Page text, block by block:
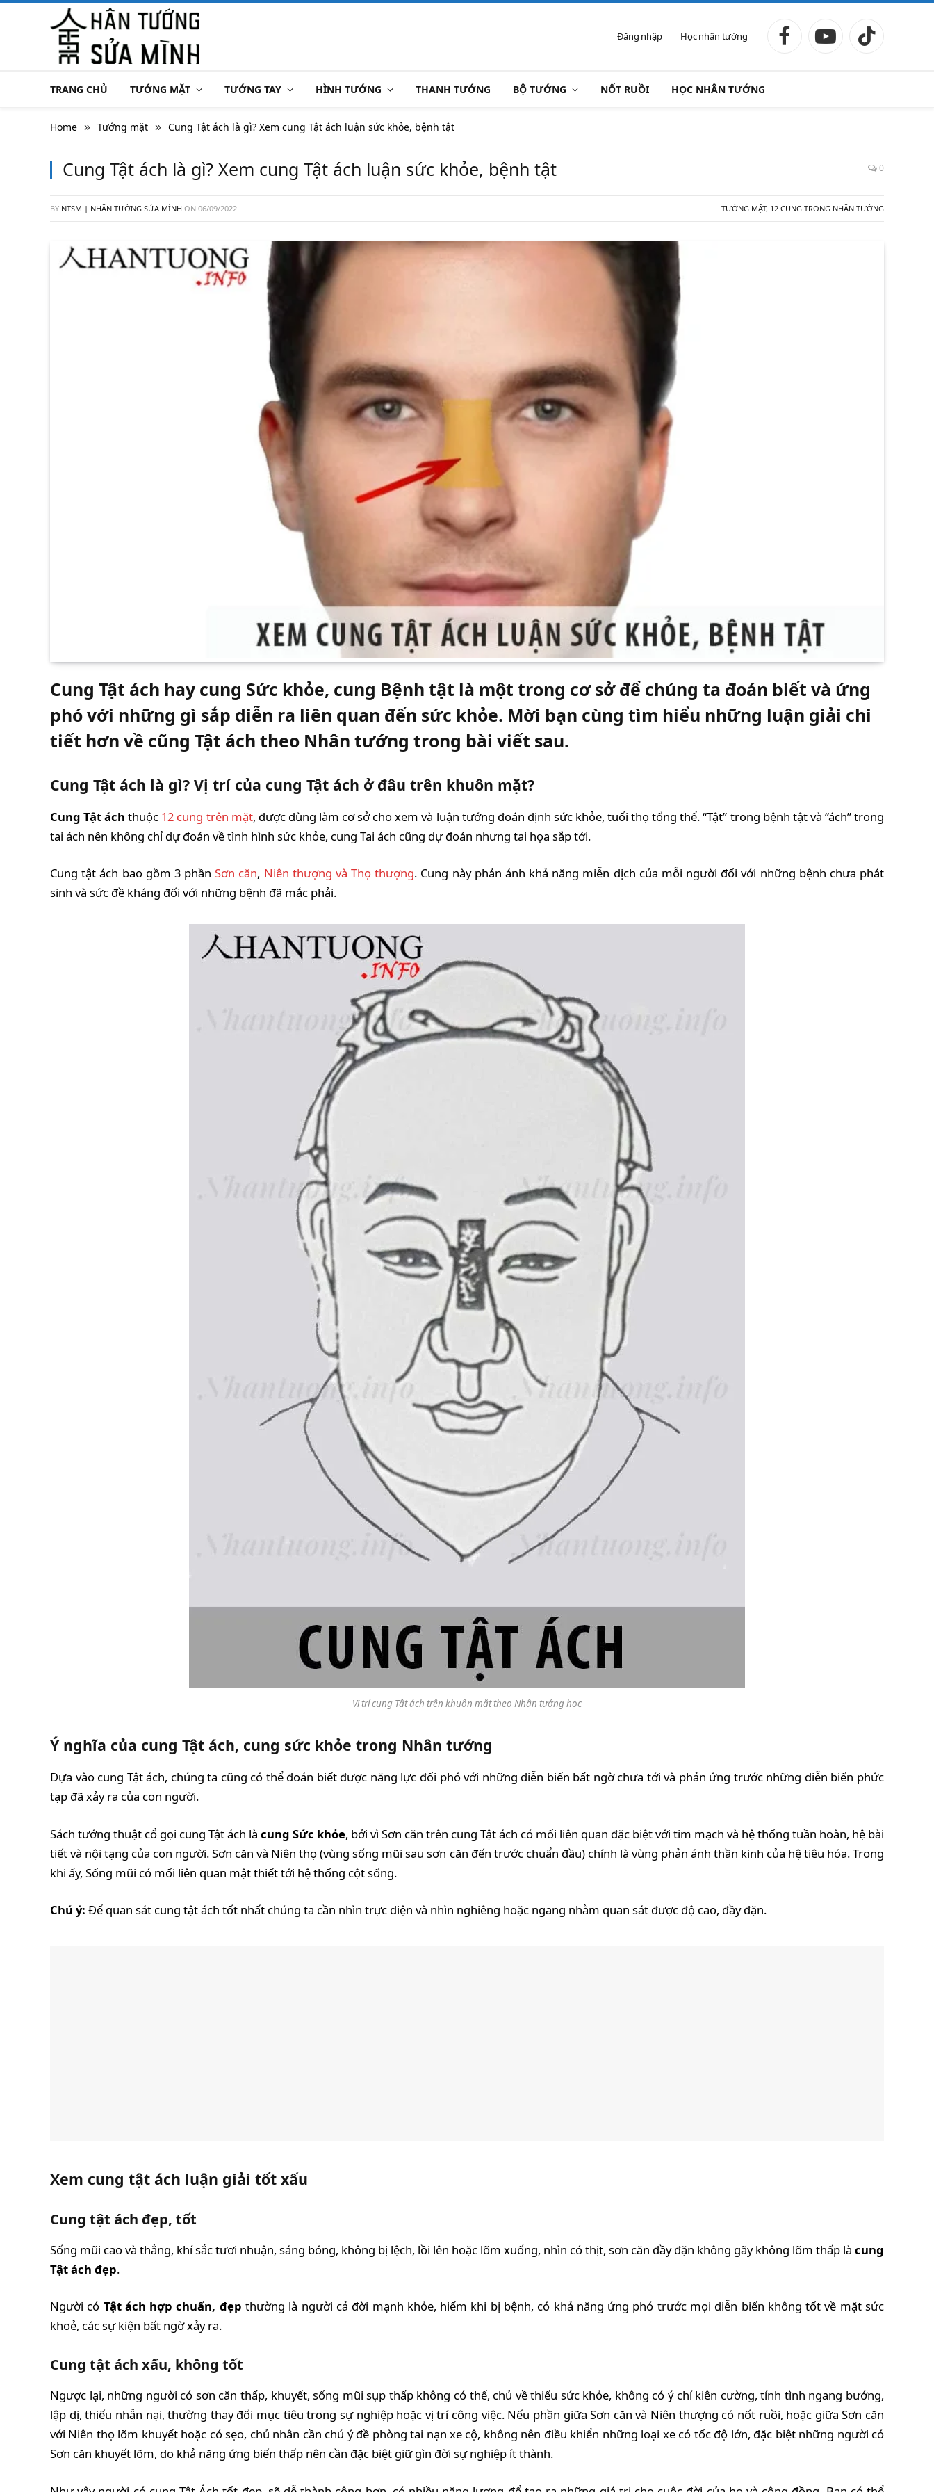
Đăng nhập Học nhân tướng FacebookYouTubeTikTok
TRANG CHỦ TƯỚNG MẶT TƯỚNG TAY HÌNH TƯỚNG THANH TƯỚNG BỘ TƯỚNG NỐT RUỒI HỌC NHÂN TƯỚNG
Home » Tướng mặt » Cung Tật ách là gì? Xem cung Tật ách luận sức khỏe, bệnh tật
Cung Tật ách là gì? Xem cung Tật ách luận sức khỏe, bệnh tật 0
BY NTSM | NHÂN TƯỚNG SỬA MÌNH ON 06/09/2022 TƯỚNG MẶT, 12 CUNG TRONG NHÂN TƯỚNG
Cung Tật ách hay cung Sức khỏe, cung Bệnh tật là một trong cơ sở để chúng ta đoán biết và ứng
phó với những gì sắp diễn ra liên quan đến sức khỏe. Mời bạn cùng tìm hiểu những luận giải chi
tiết hơn về cũng Tật ách theo Nhân tướng trong bài viết sau.
Cung Tật ách là gì? Vị trí của cung Tật ách ở đâu trên khuôn mặt?
Cung Tật ách thuộc 12 cung trên mặt, được dùng làm cơ sở cho xem và luận tướng đoán định sức khỏe, tuổi thọ tổng thể. “Tật” trong bệnh tật và “ách” trong
tai ách nên không chỉ dự đoán về tình hình sức khỏe, cung Tai ách cũng dự đoán nhưng tai họa sắp tới.
Cung tật ách bao gồm 3 phầnSơn căn, Niên thượng và Thọ thượng. Cung này phản ánh khả năng miễn dịch của mỗi người đối với những bệnh chưa phát
sinh và sức đề kháng đối với những bệnh đã mắc phải.
Vị trí cung Tật ách trên khuôn mặt theo Nhân tướng học
Ý nghĩa của cung Tật ách, cung sức khỏe trong Nhân tướng
Dựa vào cung Tật ách, chúng ta cũng có thể đoán biết được năng lực đối phó với những diễn biến bất ngờ chưa tới và phản ứng trước những diễn biến phức
tạp đã xảy ra của con người.
Sách tướng thuật cổ gọi cung Tật ách là cung Sức khỏe, bởi vì Sơn căn trên cung Tật ách có mối liên quan đặc biệt với tim mạch và hệ thống tuần hoàn, hệ bài
tiết và nội tạng của con người. Sơn căn và Niên thọ (vùng sống mũi sau sơn căn đến trước chuẩn đầu) chính là vùng phản ánh thần kinh của hệ tiêu hóa. Trong
khi ấy, Sống mũi có mối liên quan mật thiết tới hệ thống cột sống.
Chú ý: Để quan sát cung tật ách tốt nhất chúng ta cần nhìn trực diện và nhìn nghiêng hoặc ngang nhằm quan sát được độ cao, đầy đặn.
Xem cung tật ách luận giải tốt xấu
Cung tật ách đẹp, tốt
Sống mũi cao và thẳng, khí sắc tươi nhuận, sáng bóng, không bị lệch, lồi lên hoặc lõm xuống, nhìn có thịt, sơn căn đầy đặn không gãy không lõm thấp là cung
Tật ách đẹp.
Người có Tật ách hợp chuẩn, đẹp thường là người cả đời mạnh khỏe, hiếm khi bị bệnh, có khả năng ứng phó trước mọi diễn biến không tốt về mặt sức
khoẻ, các sự kiện bất ngờ xảy ra.
Cung tật ách xấu, không tốt
Ngược lại, những người có sơn căn thấp, khuyết, sống mũi sụp thấp không có thế, chủ về thiếu sức khỏe, không có ý chí kiên cường, tính tình ngang bướng,
lập dị, thiếu nhẫn nại, thường thay đổi mục tiêu trong sự nghiệp hoặc vị trí công việc. Nếu phần giữa Sơn căn và Niên thượng có nốt ruồi, hoặc giữa Sơn căn
với Niên thọ lõm khuyết hoặc có sẹo, chủ nhân cần chú ý đề phòng tai nạn xe cộ, không nên điều khiển những loại xe có tốc độ lớn, đặc biệt những người có
Sơn căn khuyết lõm, do khả năng ứng biến thấp nên cần đặc biệt giữ gìn đời sự nghiệp ít thành.